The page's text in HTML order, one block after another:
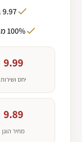
9.97 במידרג מתוך 1,099 חוות דעת
100% מהלקוחות האחרונים מרוצים מאוד
9.99
יחס ושירות
9.89
מחיר הוגן